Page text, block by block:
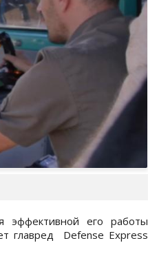
эффективной его работы
главред Defense Express